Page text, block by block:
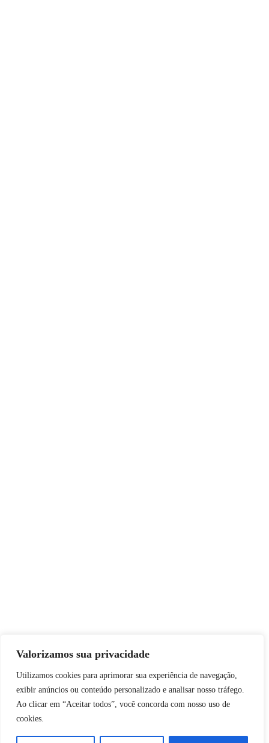
Valorizamos sua privacidade
Utilizamos cookies para aprimorar sua experiência de navegação,
exibir anúncios ou conteúdo personalizado e analisar nosso tráfego.
Ao clicar em “Aceitar todos”, você concorda com nosso uso de
cookies.